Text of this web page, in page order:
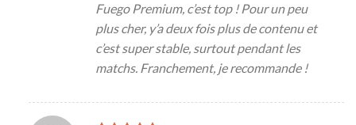
Fuego Premium, c’est top ! Pour un peu
plus cher, y’a deux fois plus de contenu et
c’est super stable, surtout pendant les
matchs. Franchement, je recommande !